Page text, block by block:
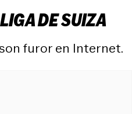
DE SUIZA
furor en Internet.